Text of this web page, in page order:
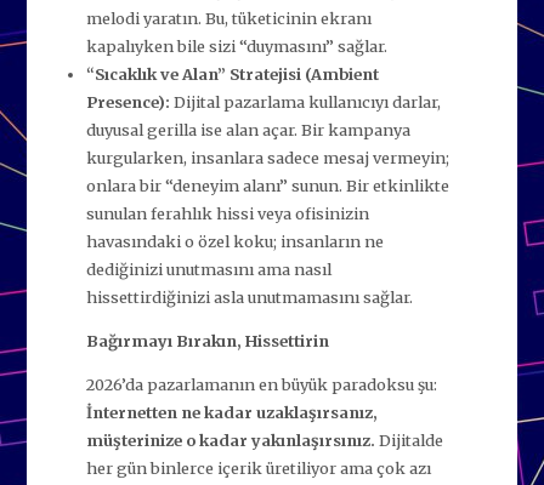
melodi yaratın. Bu, tüketicinin ekranı
kapalıyken bile sizi “duymasını” sağlar.
“Sıcaklık ve Alan” Stratejisi (Ambient
Presence): Dijital pazarlama kullanıcıyı darlar,
duyusal gerilla ise alan açar. Bir kampanya
kurgularken, insanlara sadece mesaj vermeyin;
onlara bir “deneyim alanı” sunun. Bir etkinlikte
sunulan ferahlık hissi veya ofisinizin
havasındaki o özel koku; insanların ne
dediğinizi unutmasını ama nasıl
hissettirdiğinizi asla unutmamasını sağlar.
Bağırmayı Bırakın, Hissettirin
2026’da pazarlamanın en büyük paradoksu şu:
İnternetten ne kadar uzaklaşırsanız,
müşterinize o kadar yakınlaşırsınız. Dijitalde
her gün binlerce içerik üretiliyor ama çok azı